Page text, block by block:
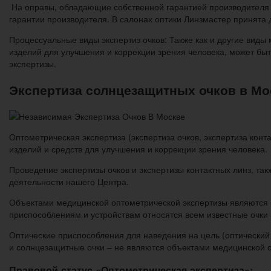
На оправы, обладающие собственной гарантией
гарантии производителя. В салонах оптики Линзмастер
Процессуальные виды экспертиз очков: Также как и другие
изделий для улучшения и коррекции зрения человека, может
экспертизы.
Экспертиза солнцезащитных очков в
Оптометрическая экспертиза (экспертиза очков, экспертиза
изделий и средств для улучшения и коррекции зрения человека.
Проведение экспертизы очков и экспертизы контактных линз,
деятельности нашего Центра.
Объектами медицинской оптометрической экспертизы
приспособлениям и устройствам относятся всем известные
Оптические приспособления для наведения на цель
и солнцезащитные очки – не являются объектами медицинской